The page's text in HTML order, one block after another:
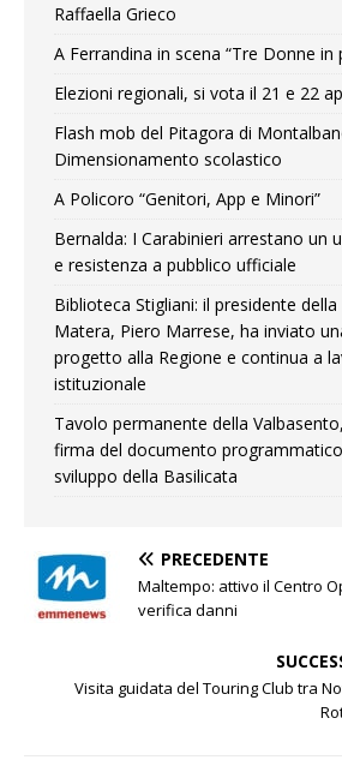
Raffaella Grieco
A Ferrandina in scena “Tre Donne in
Elezioni regionali, si vota il 21 e 22
Flash mob del Pitagora di
Dimensionamento scolastico
A Policoro “Genitori, App e Minori”
Bernalda: I Carabinieri arrestano un
e resistenza a pubblico ufficiale
Biblioteca Stigliani: il presidente
Matera, Piero Marrese, ha inviato
progetto alla Regione e continua a
istituzionale
Tavolo permanente della
firma del documento
sviluppo della Basilicata
PRECEDENTE
Maltempo: attivo il Centro
verifica danni
Visita guidata del Touring Club tra